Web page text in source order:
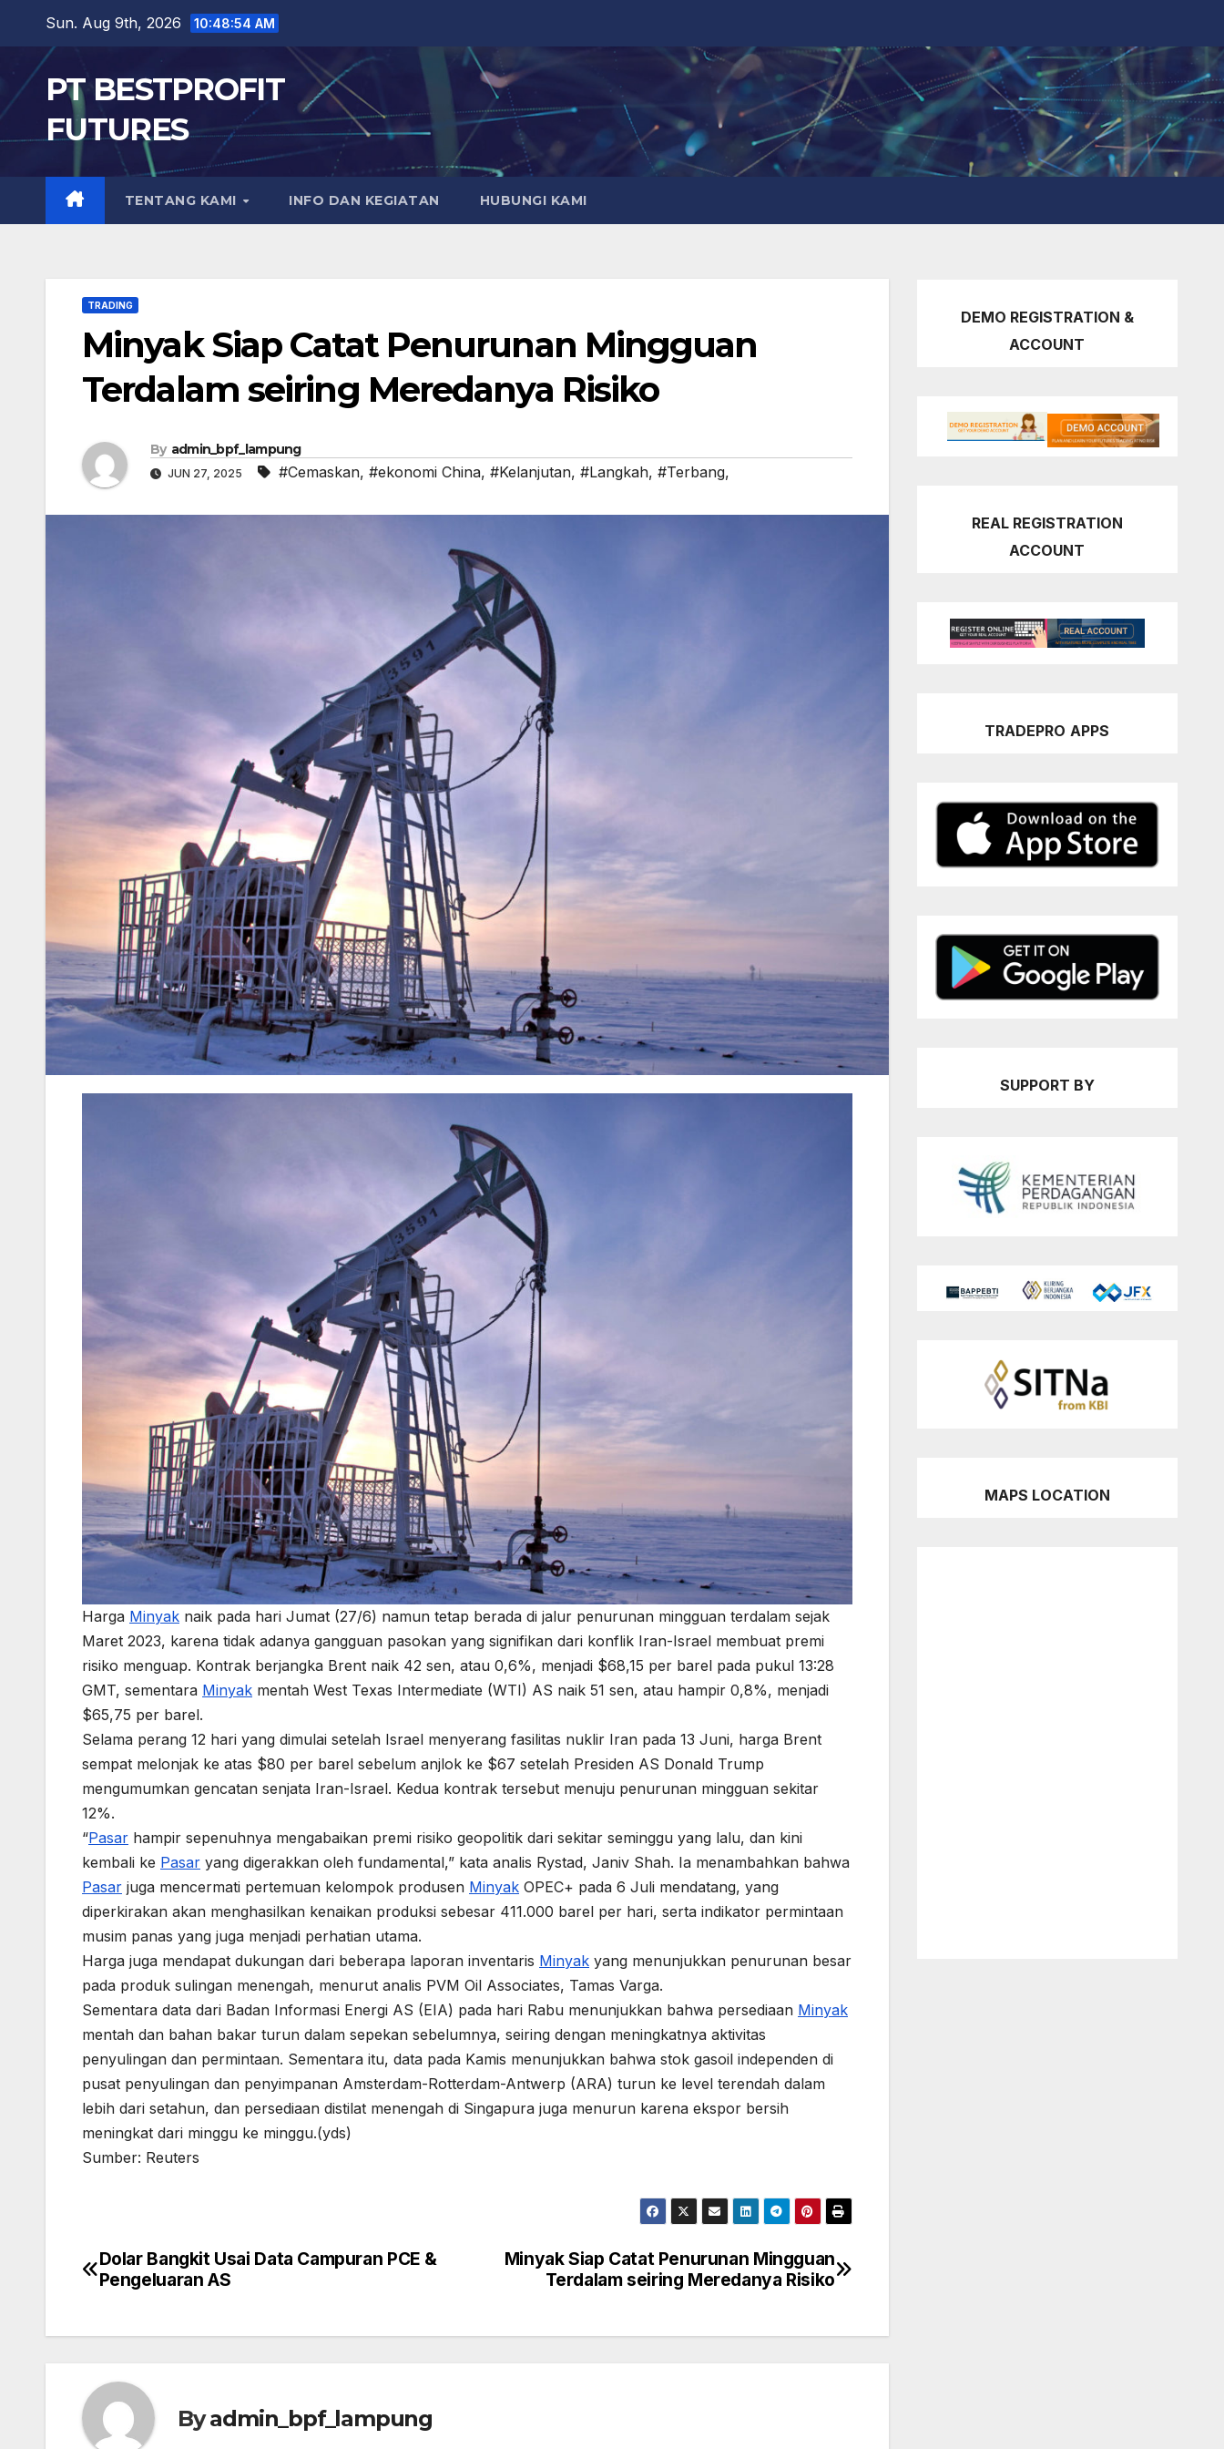
content
Sun. Aug 9th, 2026 10:48:56 AM
PT BESTPROFIT
FUTURES
TENTANG KAMI INFO DAN KEGIATAN HUBUNGI KAMI
TRADING
Minyak Siap Catat Penurunan Mingguan
Terdalam seiring Meredanya Risiko
By admin_bpf_lampung
JUN 27, 2025 #Cemaskan, #ekonomi China, #Kelanjutan, #Langkah, #Terbang,
Harga Minyak naik pada hari Jumat (27/6) namun tetap berada di jalur penurunan mingguan terdalam sejak
Maret 2023, karena tidak adanya gangguan pasokan yang signifikan dari konflik Iran-Israel membuat premi
risiko menguap. Kontrak berjangka Brent naik 42 sen, atau 0,6%, menjadi $68,15 per barel pada pukul 13:28
GMT, sementara Minyak mentah West Texas Intermediate (WTI) AS naik 51 sen, atau hampir 0,8%, menjadi
$65,75 per barel.
Selama perang 12 hari yang dimulai setelah Israel menyerang fasilitas nuklir Iran pada 13 Juni, harga Brent
sempat melonjak ke atas $80 per barel sebelum anjlok ke $67 setelah Presiden AS Donald Trump
mengumumkan gencatan senjata Iran-Israel. Kedua kontrak tersebut menuju penurunan mingguan sekitar
12%.
“Pasar hampir sepenuhnya mengabaikan premi risiko geopolitik dari sekitar seminggu yang lalu, dan kini
kembali ke Pasar yang digerakkan oleh fundamental,” kata analis Rystad, Janiv Shah. Ia menambahkan bahwa
Pasar juga mencermati pertemuan kelompok produsen Minyak OPEC+ pada 6 Juli mendatang, yang
diperkirakan akan menghasilkan kenaikan produksi sebesar 411.000 barel per hari, serta indikator permintaan
musim panas yang juga menjadi perhatian utama.
Harga juga mendapat dukungan dari beberapa laporan inventaris Minyak yang menunjukkan penurunan besar
pada produk sulingan menengah, menurut analis PVM Oil Associates, Tamas Varga.
Sementara data dari Badan Informasi Energi AS (EIA) pada hari Rabu menunjukkan bahwa persediaan Minyak
mentah dan bahan bakar turun dalam sepekan sebelumnya, seiring dengan meningkatnya aktivitas
penyulingan dan permintaan. Sementara itu, data pada Kamis menunjukkan bahwa stok gasoil independen di
pusat penyulingan dan penyimpanan Amsterdam-Rotterdam-Antwerp (ARA) turun ke level terendah dalam
lebih dari setahun, dan persediaan distilat menengah di Singapura juga menurun karena ekspor bersih
meningkat dari minggu ke minggu.(yds)
Sumber: Reuters
Post
Minyak Siap Catat Penurunan Mingguan
Terdalam seiring Meredanya Risiko
Dolar Bangkit Usai Data Campuran PCE &
Pengeluaran AS
Byadmin_bpf_lampung
DEMO REGISTRATION &
ACCOUNT
REAL REGISTRATION
ACCOUNT
TRADEPRO APPS
SUPPORT BY
MAPS LOCATION